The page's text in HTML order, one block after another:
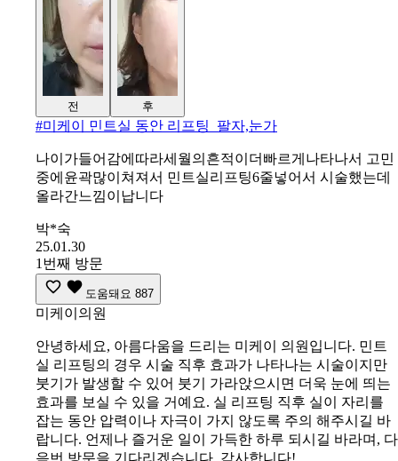
전 후
#미케이 민트실 동안 리프팅_팔자,눈가
나이가들어감에따라세월의흔적이더빠르게나타나서 고민
중에윤곽많이쳐져서 민트실리프팅6줄넣어서 시술했는데
올라간느낌이납니다
박*숙
25.01.30
1번째 방문
도움돼요 887
미케이의원
안녕하세요, 아름다움을 드리는 미케이 의원입니다. 민트
실 리프팅의 경우 시술 직후 효과가 나타나는 시술이지만
붓기가 발생할 수 있어 붓기 가라앉으시면 더욱 눈에 띄는
효과를 보실 수 있을 거예요. 실 리프팅 직후 실이 자리를
잡는 동안 압력이나 자극이 가지 않도록 주의 해주시길 바
랍니다. 언제나 즐거운 일이 가득한 하루 되시길 바라며, 다
음번 방문을 기다리겠습니다. 감사합니다!